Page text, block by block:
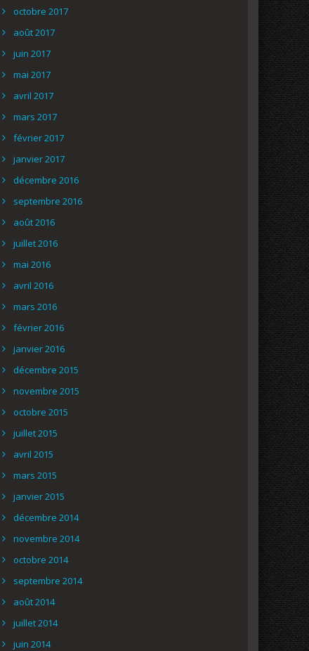
octobre 2017
août 2017
juin 2017
mai 2017
avril 2017
mars 2017
février 2017
janvier 2017
décembre 2016
septembre 2016
août 2016
juillet 2016
mai 2016
avril 2016
mars 2016
février 2016
janvier 2016
décembre 2015
novembre 2015
octobre 2015
juillet 2015
avril 2015
mars 2015
janvier 2015
décembre 2014
novembre 2014
octobre 2014
septembre 2014
août 2014
juillet 2014
juin 2014